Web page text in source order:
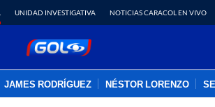
UNIDAD INVESTIGATIVA NOTICIAS CARACOL EN VIVO
JAMES RODRÍGUEZ NÉSTOR LORENZO